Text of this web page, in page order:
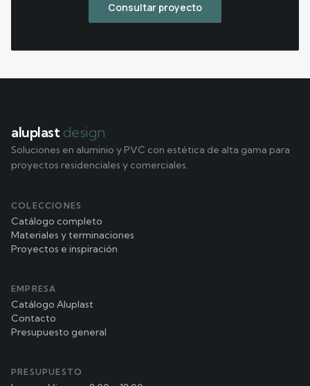
Consultar proyecto
aluplast design
Soluciones en aluminio y PVC con estética de alta gama para
proyectos residenciales y comerciales.
COLECCIONES
Catálogo completo
Materiales y terminaciones
Proyectos e inspiración
EMPRESA
Catálogo Aluplast
Contacto
Presupuesto general
PRESUPUESTO